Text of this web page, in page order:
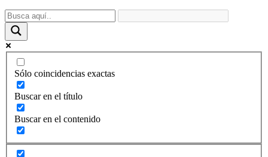
Sólo coincidencias exactas
Buscar en el título
Buscar en el contenido